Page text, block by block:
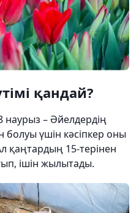
қандай?
наурыз – Әйелдердің
болуы үшін кәсіпкер оны
қаңтардың 15-терінен
ішін жылытады.